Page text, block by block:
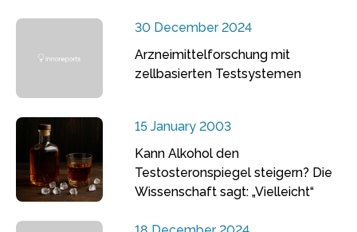
30 December 2024
Arzneimittelforschung mit
zellbasierten Testsystemen
15 January 2003
Kann Alkohol den
Testosteronspiegel steigern? Die
Wissenschaft sagt: „Vielleicht“